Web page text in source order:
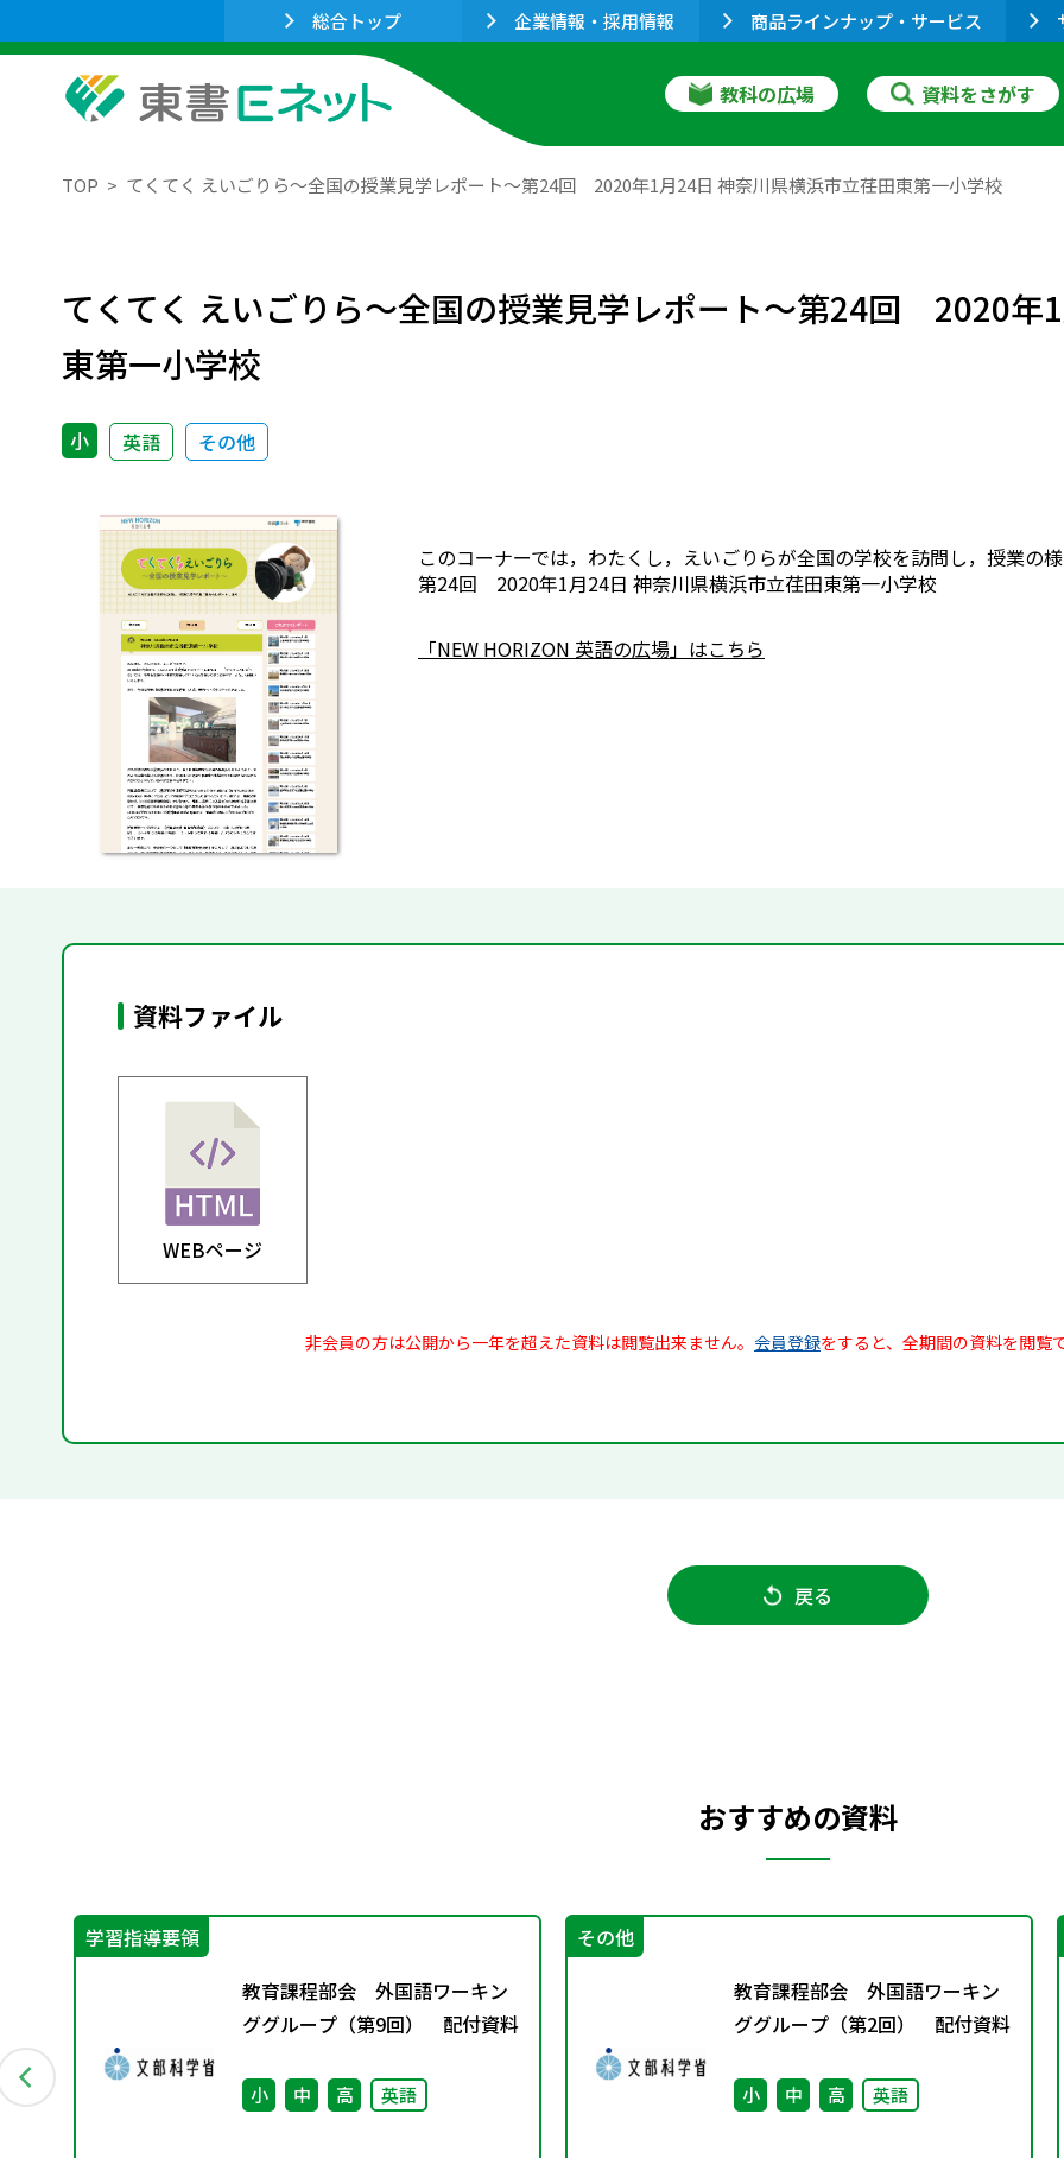
総合トップ 企業情報・採用情報 商品ラインナップ・サービス
教科の広場 資料をさがす
TOP てくてく えいごりら～全国の授業見学レポート～第24回 2020年1月24日 神奈川県横浜市立荏田東第一小学校
てくてく えいごりら～全国の授業見学レポート～第24回 2020年
東第一小学校
小 英語 その他
このコーナーでは，わたくし，えいごりらが全国の学校を訪問し，授業の
第24回 2020年1月24日 神奈川県横浜市立荏田東第一小学校
「NEW HORIZON 英語の広場」はこちら
資料ファイル
WEBページ
非会員の方は公開から一年を超えた資料は閲覧出来ません。 会員登録をすると、全期間の資料を閲覧
戻る
おすすめの資料
学習指導要領
教育課程部会 外国語ワーキン
ググループ（第9回） 配付資料
小 中 高 英語
その他
教育課程部会 外国語ワーキン
ググループ（第2回） 配付資料
小 中 高 英語